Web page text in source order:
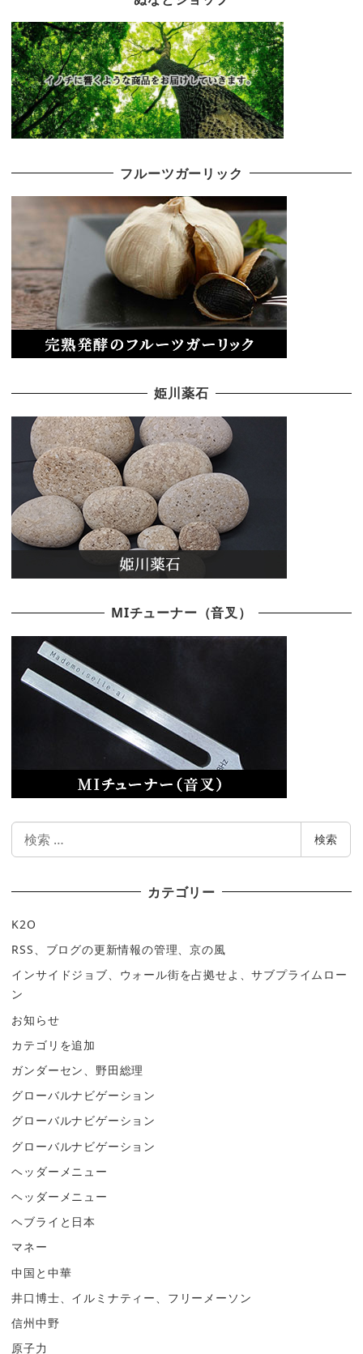
フルーツガーリック
姫川薬石
MIチューナー（音叉）
検
検索
カテゴリー
K2O
RSS、ブログの更新情報の管理、京の風
インサイドジョブ、ウォール街を占拠せよ、サブプライムロー
ン
お知らせ
カテゴリを追加
ガンダーセン、野田総理
グローバルナビゲーション
グローバルナビゲーション
グローバルナビゲーション
ヘッダーメニュー
ヘッダーメニュー
ヘブライと日本
マネー
中国と中華
井口博士、イルミナティー、フリーメーソン
信州中野
原子力